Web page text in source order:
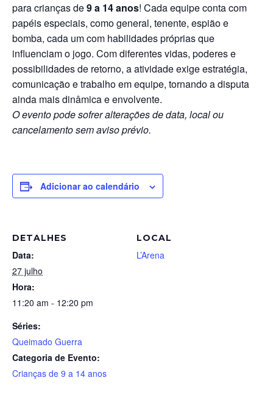
para crianças de9 a 14 anos! Cada equipe conta com
papéis especiais, como general, tenente, espião e
bomba, cada um com habilidades próprias que
influenciam o jogo. Com diferentes vidas, poderes e
possibilidades de retorno, a atividade exige estratégia,
comunicação e trabalho em equipe, tornando a disputa
ainda mais dinâmica e envolvente.
O evento pode sofrer alterações de data, local ou
cancelamento sem aviso prévio.
Adicionar ao calendário
DETALHES
Data:
27 julho
Hora:
11:20 am - 12:20 pm
Séries:
Queimado Guerra
Categoria de Evento:
Crianças de 9 a 14 anos
LOCAL
L’Arena